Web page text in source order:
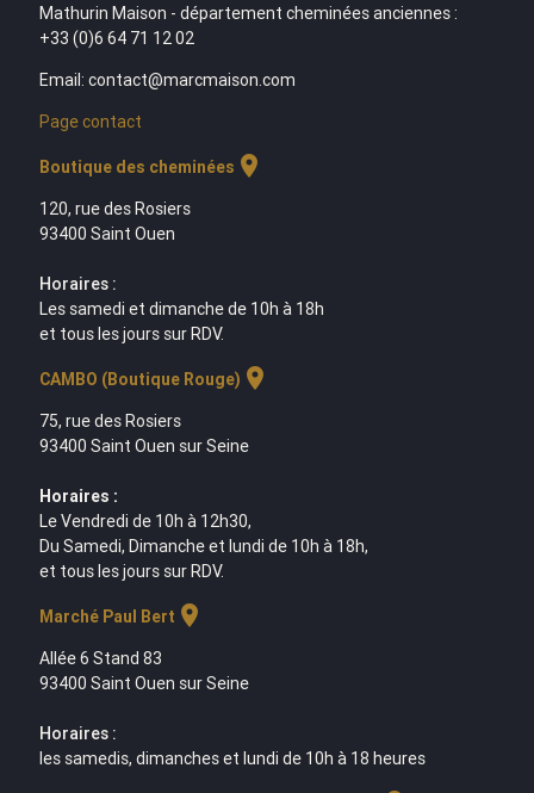
Mathurin Maison - département cheminées anciennes :
+33 (0)6 64 71 12 02
Email: contact@marcmaison.com
Page contact
Boutique des cheminées location_on
120, rue des Rosiers
93400 Saint Ouen
Horaires :
Les samedi et dimanche de 10h à 18h
et tous les jours sur RDV.
CAMBO (Boutique Rouge) location_on
75, rue des Rosiers
93400 Saint Ouen sur Seine
Horaires :
Le Vendredi de 10h à 12h30,
Du Samedi, Dimanche et lundi de 10h à 18h,
et tous les jours sur RDV.
Marché Paul Bert location_on
Allée 6 Stand 83
93400 Saint Ouen sur Seine
Horaires :
les samedis, dimanches et lundi de 10h à 18 heures